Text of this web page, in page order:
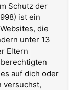
Schutz der
ist ein
die
unter 13
Eltern
auf dich oder
versuchst,